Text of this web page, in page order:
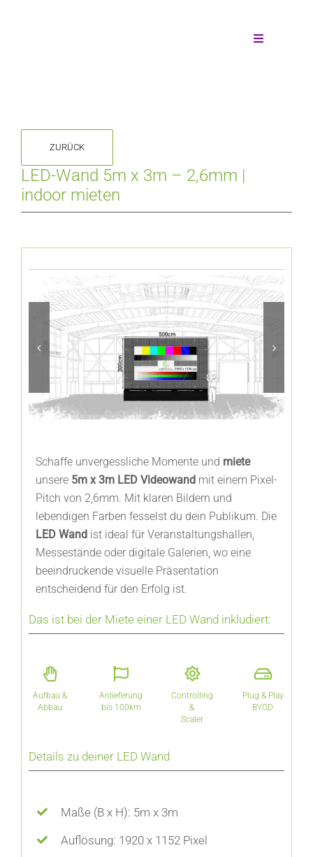
Toggle
Individuelle Anfrage
Unsere Leistungen
Montagearten
FAQ’s
ZURÜCK
LED-Wand 5m x 3m – 2,6mm |
indoor mieten
Schaffe unvergessliche Momente und miete
unsere5m x 3m LED Videowand mit einem Pixel-
Pitch von 2,6mm. Mit klaren Bildern und
lebendigen Farben fesselst du dein Publikum. Die
LED Wandist ideal für Veranstaltungshallen,
Messestände oder digitale Galerien, wo eine
beeindruckende visuelle Präsentation
entscheidend für den Erfolg ist.
Das ist bei der Miete einer LED Wand inkludiert:
Aufbau &
Abbau
Anlieferung
bis 100km
Controlling
&
Scaler
Plug & Play
BYOD
Details zu deiner LED Wand
Maße (B x H): 5m x 3m
Auflösung: 1920 x 1152 Pixel